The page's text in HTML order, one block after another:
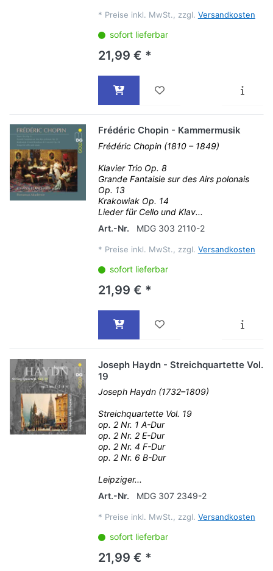
* Preise inkl. MwSt., zzgl. Versandkosten
sofort lieferbar
21,99 € *
Frédéric Chopin - Kammermusik
Frédéric Chopin (1810 – 1849)
Klavier Trio Op. 8
Grande Fantaisie sur des Airs polonais
Op. 13
Krakowiak Op. 14
Lieder für Cello und Klav...
Art.-Nr.
MDG 303 2110-2
* Preise inkl. MwSt., zzgl. Versandkosten
sofort lieferbar
21,99 € *
Joseph Haydn - Streichquartette Vol.
19
Joseph Haydn (1732–1809)
Streichquartette Vol. 19
op. 2 Nr. 1 A-Dur
op. 2 Nr. 2 E-Dur
op. 2 Nr. 4 F-Dur
op. 2 Nr. 6 B-Dur
Leipziger...
Art.-Nr.
MDG 307 2349-2
* Preise inkl. MwSt., zzgl. Versandkosten
sofort lieferbar
21,99 € *